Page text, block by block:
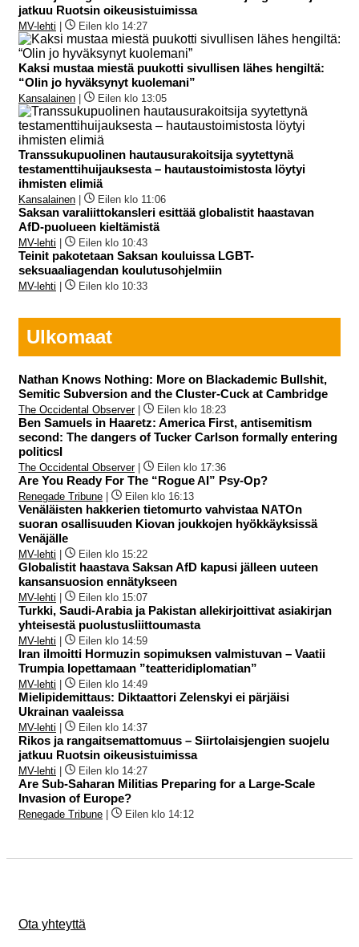
jatkuu Ruotsin oikeusistuimissa
MV-lehti Eilen klo 14:27
Kaksi mustaa miestä puukotti sivullisen lähes hengiltä:
“Olin jo hyväksynyt kuolemani”
Kansalainen Eilen klo 13:05
Transsukupuolinen hautausurakoitsija syytettynä
testamenttihuijauksesta – hautaustoimistosta löytyi
ihmisten elimiä
Kansalainen Eilen klo 11:06
Saksan varaliittokansleri esittää globalistit haastavan
AfD-puolueen kieltämistä
MV-lehti Eilen klo 10:43
Teinit pakotetaan Saksan kouluissa LGBT-
seksuaaliagendan koulutusohjelmiin
MV-lehti Eilen klo 10:33
Ulkomaat
Nathan Knows Nothing: More on Blackademic Bullshit,
Semitic Subversion and the Cluster-Cuck at Cambridge
The Occidental Observer| Eilen klo 18:23
Ben Samuels in Haaretz: America First, antisemitism
second: The dangers of Tucker Carlson formally entering
politicsI
The Occidental Observer| Eilen klo 17:36
Are You Ready For The “Rogue AI” Psy-Op?
Renegade Tribune Eilen klo 16:13
Venäläisten hakkerien tietomurto vahvistaa NATOn
suoran osallisuuden Kiovan joukkojen hyökkäyksissä
Venäjälle
MV-lehti Eilen klo 15:22
Globalistit haastava Saksan AfD kapusi jälleen uuteen
kansansuosion ennätykseen
MV-lehti Eilen klo 15:07
Turkki, Saudi-Arabia ja Pakistan allekirjoittivat asiakirjan
yhteisestä puolustusliittoumasta
MV-lehti Eilen klo 14:59
Iran ilmoitti Hormuzin sopimuksen valmistuvan – Vaatii
Trumpia lopettamaan ”teatteridiplomatian”
MV-lehti Eilen klo 14:49
Mielipidemittaus: Diktaattori Zelenskyi ei pärjäisi
Ukrainan vaaleissa
MV-lehti Eilen klo 14:37
Rikos ja rangaitsemattomuus – Siirtolaisjengien suojelu
jatkuu Ruotsin oikeusistuimissa
MV-lehti Eilen klo 14:27
Are Sub-Saharan Militias Preparing for a Large-Scale
Invasion of Europe?
Renegade Tribune Eilen klo 14:12
Ota yhteyttä